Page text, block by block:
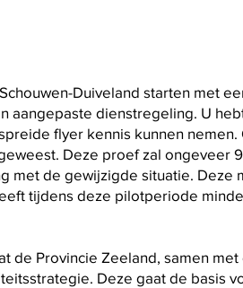
Duiveland starten met
aangepaste dienstregeling. U
flyer kennis kunnen
Deze proef zal ongeveer
met de gewijzigde situatie. Deze
tijdens deze pilotperiode
de Provincie Zeeland, samen
Deze gaat de basis